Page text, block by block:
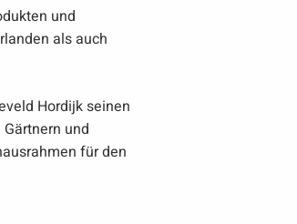
und
als auch
Hordijk seinen
und
für den